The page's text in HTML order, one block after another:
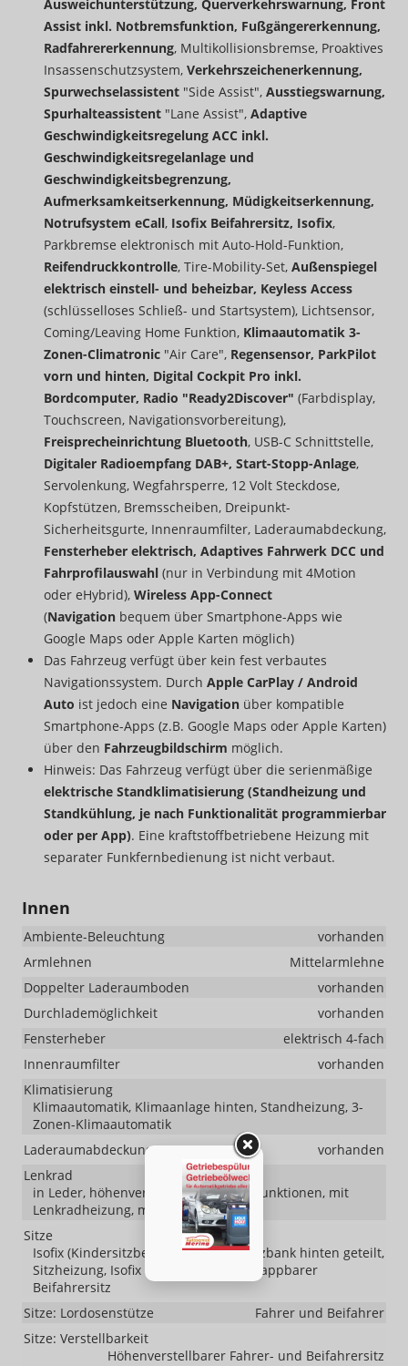
Ausweichunterstützung, Querverkehrswarnung, Front
Assist inkl. Notbremsfunktion, Fußgängererkennung,
Radfahrererkennung, Multikollisionsbremse, Proaktives
Insassenschutzsystem, Verkehrszeichenerkennung,
Spurwechselassistent "Side Assist", Ausstiegswarnung,
Spurhalteassistent "Lane Assist", Adaptive
Geschwindigkeitsregelung ACC inkl.
Geschwindigkeitsregelanlage und
Geschwindigkeitsbegrenzung,
Aufmerksamkeitserkennung, Müdigkeitserkennung,
Notrufsystem eCall, Isofix Beifahrersitz, Isofix,
Parkbremse elektronisch mit Auto-Hold-Funktion,
Reifendruckkontrolle, Tire-Mobility-Set, Außenspiegel
elektrisch einstell- und beheizbar, Keyless Access
(schlüsselloses Schließ- und Startsystem), Lichtsensor,
Coming/Leaving Home Funktion, Klimaautomatik 3-
Zonen-Climatronic "Air Care", Regensensor, ParkPilot
vorn und hinten, Digital Cockpit Pro inkl.
Bordcomputer, Radio "Ready2Discover" (Farbdisplay,
Touchscreen, Navigationsvorbereitung),
Freisprecheinrichtung Bluetooth, USB-C Schnittstelle,
Digitaler Radioempfang DAB+, Start-Stopp-Anlage,
Servolenkung, Wegfahrsperre, 12 Volt Steckdose,
Kopfstützen, Bremsscheiben, Dreipunkt-
Sicherheitsgurte, Innenraumfilter, Laderaumabdeckung,
Fensterheber elektrisch, Adaptives Fahrwerk DCC und
Fahrprofilauswahl (nur in Verbindung mit 4Motion
oder eHybrid), Wireless App-Connect
(Navigation bequem über Smartphone-Apps wie
Google Maps oder Apple Karten möglich)
Das Fahrzeug verfügt über kein fest verbautes
Navigationssystem. Durch Apple CarPlay / Android
Auto ist jedoch eine Navigation über kompatible
Smartphone-Apps (z.B. Google Maps oder Apple Karten)
über den Fahrzeugbildschirm möglich.
Hinweis: Das Fahrzeug verfügt über die serienmäßige
elektrische Standklimatisierung (Standheizung und
Standkühlung, je nach Funktionalität programmierbar
oder per App). Eine kraftstoffbetriebene Heizung mit
separater Funkfernbedienung ist nicht verbaut.
Innen
Ambiente-Beleuchtung
vorhanden
Armlehnen
Mittelarmlehne
Doppelter Laderaumboden
vorhanden
Durchlademöglichkeit
vorhanden
Fensterheber
elektrisch 4-fach
Innenraumfilter
vorhanden
Klimatisierung
Klimaautomatik, Klimaanlage hinten, Standheizung, 3-
Zonen-Klimaautomatik
Laderaumabdeckung
vorhanden
Lenkrad
in Leder, höhenverstellbar, mit Multifunktionen, mit
Lenkradheizung, mit Schaltwippen
Sitze
Isofix (Kindersitzbefestigung), Rücksitzbank hinten geteilt,
Sitzheizung, Isofix Beifahrersitz, Umklappbarer
Beifahrersitz
Sitze: Lordosenstütze
Fahrer und Beifahrer
Sitze: Verstellbarkeit
Höhenverstellbarer Fahrer- und Beifahrersitz